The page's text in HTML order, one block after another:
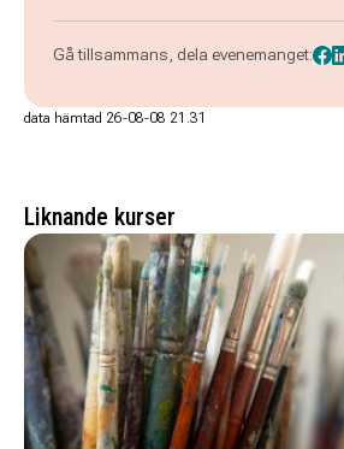
Gå tillsammans, dela evenemanget:
data hämtad 26-08-08 21.31
Liknande kurser